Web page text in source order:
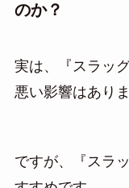
のか？
実は、『スラッ
悪い影響はありま
ですが、『スラ